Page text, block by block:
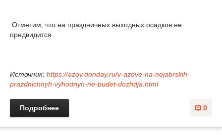
Отметим, что на праздничных выходных осадков не
предвидится.
Источник: https://azov.donday.ru/v-azove-na-nojabrskih-
prazdnichnyh-vyhodnyh-ne-budet-dozhdja.html
0
Подробнее